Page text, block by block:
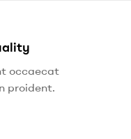
occaecat
proident.